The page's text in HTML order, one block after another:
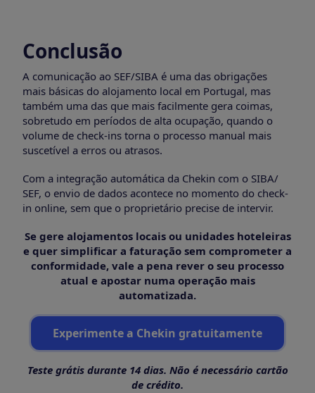
Conclusão
A comunicação ao SEF/SIBA é uma das obrigações
mais básicas do alojamento local em Portugal, mas
também uma das que mais facilmente gera coimas,
sobretudo em períodos de alta ocupação, quando o
volume de check-ins torna o processo manual mais
suscetível a erros ou atrasos.
Com a integração automática da Chekin com o SIBA/
SEF, o envio de dados acontece no momento do check-
in online, sem que o proprietário precise de intervir.
Se gere alojamentos locais ou unidades hoteleiras
e quer simplificar a faturação sem comprometer a
conformidade, vale a pena rever o seu processo
atual e apostar numa operação mais
automatizada.
Experimente a Chekin gratuitamente
Teste grátis durante 14 dias. Não é necessário cartão
de crédito.